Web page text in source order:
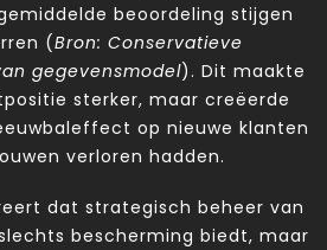
beoordeling stijgen
(Bron: Conservatieve
gegevensmodel). Dit maakte
sterker, maar creëerde
op nieuwe klanten
verloren hadden.
dat strategisch beheer van
bescherming biedt, maar